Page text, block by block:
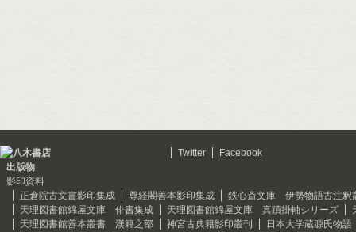
Twitter
Facebook
出版物
影印資料
正倉院古文書影印集成
尊経閣善本影印集成
鉄心斎文庫 伊勢物語古注釈
天理図書館綿屋文庫 俳書集成
天理図書館綿屋文庫 真蹟掛軸シリーズ
天理図書館善本叢書 漢籍之部
神宮古典籍影印叢刊
日本大学蔵源氏物語